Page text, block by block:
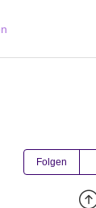
Folgen